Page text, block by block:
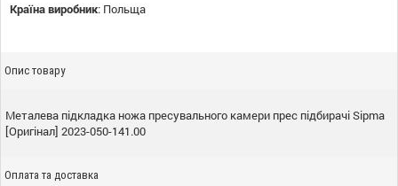
Країна виробник: Польща
Опис товару
Металева підкладка ножа пресувального камери прес підбирачі Sipma
[Оригінал] 2023-050-141.00
Оплата та доставка